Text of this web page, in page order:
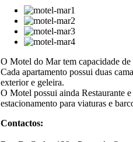
O Motel do Mar tem capacidade de
Cada apartamento possui duas
exterior e geleira.
O Motel possui ainda Restaurante
estacionamento para viaturas e
Contactos: